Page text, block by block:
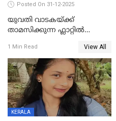
Posted On 31-12-2025
യുവതി വാടകയ്ക്ക്
താമസിക്കുന്ന ഫ്ലാറ്റില്‍
സംഭവം കൈതപ്പൊയിലില്‍
1 Min Read View All
KERALA